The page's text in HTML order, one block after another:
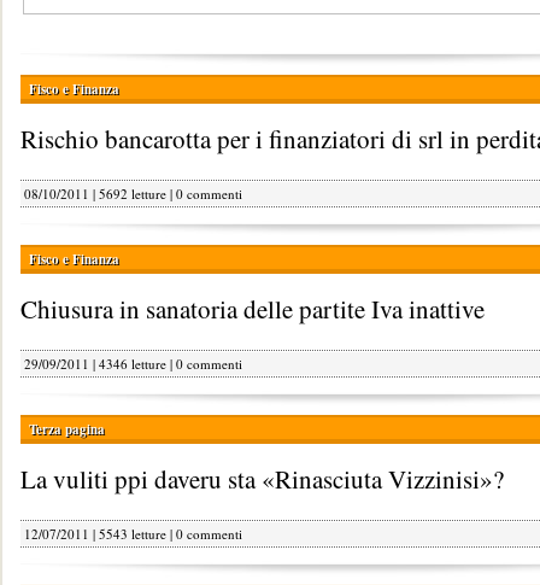
Fisco e Finanza
Rischio bancarotta per i finanziatori di srl in
08/10/2011 | 5692 letture | 0 commenti
Fisco e Finanza
Chiusura in sanatoria delle partite Iva inattive
29/09/2011 | 4346 letture | 0 commenti
Terza pagina
La vuliti ppi daveru sta «Rinasciuta Vizzinisi»?
12/07/2011 | 5543 letture | 0 commenti